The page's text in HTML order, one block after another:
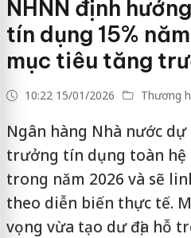
NHNN định
tín dụng 15%
mục tiêu tăng
10:22 15/01/2026 Thương
Ngân hàng Nhà nước
trưởng tín dụng toàn hệ
trong năm 2026 và sẽ
theo diễn biến thực tế.
vọng vừa tạo dư địa hỗ